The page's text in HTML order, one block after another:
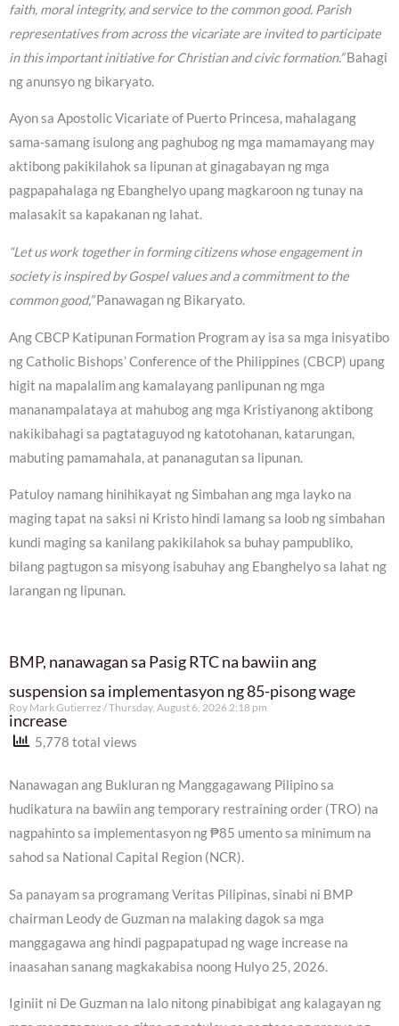
faith, moral integrity, and service to the common good. Parish
representatives from across the vicariate are invited to participate
in this important initiative for Christian and civic formation.”Bahagi
ng anunsyo ng bikaryato.
Ayon sa Apostolic Vicariate of Puerto Princesa, mahalagang
sama-samang isulong ang paghubog ng mga mamamayang may
aktibong pakikilahok sa lipunan at ginagabayan ng mga
pagpapahalaga ng Ebanghelyo upang magkaroon ng tunay na
malasakit sa kapakanan ng lahat.
“Let us work together in forming citizens whose engagement in
society is inspired by Gospel values and a commitment to the
common good,”Panawagan ng Bikaryato.
Ang CBCP Katipunan Formation Program ay isa sa mga inisyatibo
ng Catholic Bishops’ Conference of the Philippines (CBCP) upang
higit na mapalalim ang kamalayang panlipunan ng mga
mananampalataya at mahubog ang mga Kristiyanong aktibong
nakikibahagi sa pagtataguyod ng katotohanan, katarungan,
mabuting pamamahala, at pananagutan sa lipunan.
Patuloy namang hinihikayat ng Simbahan ang mga layko na
maging tapat na saksi ni Kristo hindi lamang sa loob ng simbahan
kundi maging sa kanilang pakikilahok sa buhay pampubliko,
bilang pagtugon sa misyong isabuhay ang Ebanghelyo sa lahat ng
larangan ng lipunan.
BMP, nanawagan sa Pasig RTC na bawiin ang
suspension sa implementasyon ng 85-pisong wage
increase
Roy Mark Gutierrez Thursday, August 6, 2026 2:18 pm
5,778 total views
Nanawagan ang Bukluran ng Manggagawang Pilipino sa
hudikatura na bawiin ang temporary restraining order (TRO) na
nagpahinto sa implementasyon ng ₱85 umento sa minimum na
sahod sa National Capital Region (NCR).
Sa panayam sa programang Veritas Pilipinas, sinabi ni BMP
chairman Leody de Guzman na malaking dagok sa mga
manggagawa ang hindi pagpapatupad ng wage increase na
inaasahan sanang magkakabisa noong Hulyo 25, 2026.
Iginiit ni De Guzman na lalo nitong pinabibigat ang kalagayan ng